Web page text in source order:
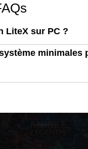
LiteX sur PC ?